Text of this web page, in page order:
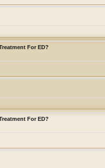
For ED?
For ED?